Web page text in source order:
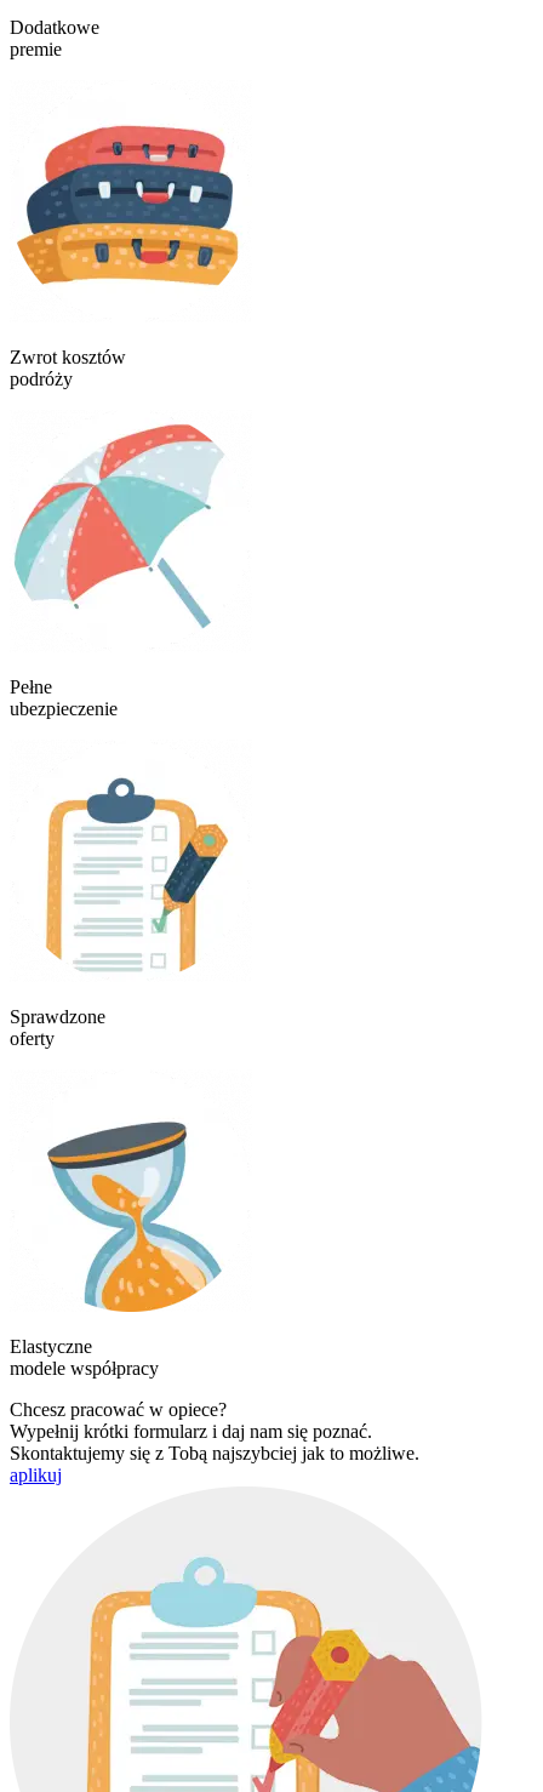
Dodatkowe
premie
Zwrot kosztów
podróży
Pełne
ubezpieczenie
Sprawdzone
oferty
Elastyczne
modele współpracy
Chcesz pracować w opiece?
Wypełnij krótki formularz i daj nam się poznać.
Skontaktujemy się z Tobą najszybciej jak to możliwe.
aplikuj